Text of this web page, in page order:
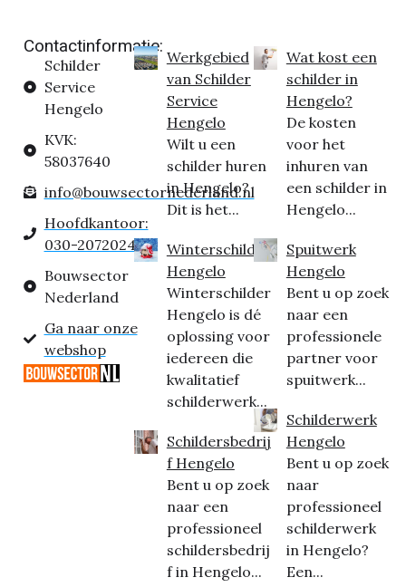
Contactinformatie:
Schilder
Service
Hengelo
KVK:
58037640
info@bouwsectornederland.nl
Hoofdkantoor:
030-2072024
Bouwsector
Nederland
Ga naar onze
webshop
Werkgebied
van Schilder
Service
Hengelo
Wilt u een
schilder huren
in Hengelo?
Dit is het...
Winterschilder
Hengelo
Winterschilder
Hengelo is dé
oplossing voor
iedereen die
kwalitatief
schilderwerk...
Schildersbedrij
f Hengelo
Bent u op zoek
naar een
professioneel
schildersbedrij
f in Hengelo...
Wat kost een
schilder in
Hengelo?
De kosten
voor het
inhuren van
een schilder in
Hengelo...
Spuitwerk
Hengelo
Bent u op zoek
naar een
professionele
partner voor
spuitwerk...
Schilderwerk
Hengelo
Bent u op zoek
naar
professioneel
schilderwerk
in Hengelo?
Een...